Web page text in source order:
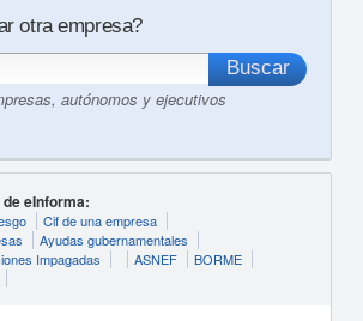
otra empresa?
autónomos y ejecutivos
eInforma:
Cif de una empresa
Ayudas gubernamentales
Impagadas
ASNEF
BORME